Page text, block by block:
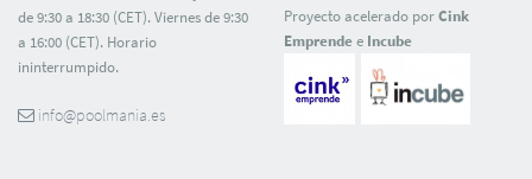
de 9:30 a 18:30 (CET). Viernes de 9:30
a 16:00 (CET). Horario
ininterrumpido.
info@poolmania.es
Proyecto acelerado porCink
Emprendee Incube